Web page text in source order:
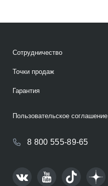
Сотрудничество
Точки продаж
Гарантия
8 800 555-89-65
Пользовательское соглашение